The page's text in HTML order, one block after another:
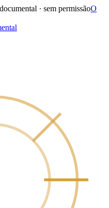
· sem permissãoO